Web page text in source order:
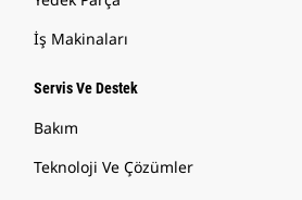
İş Makinaları
Servis Ve Destek
Bakım
Teknoloji Ve Çözümler